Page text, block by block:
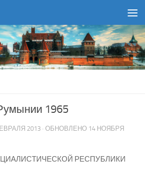
1965
2013 · ОБНОВЛЕНО 14 НОЯБРЯ
РЕСПУБЛИКИ